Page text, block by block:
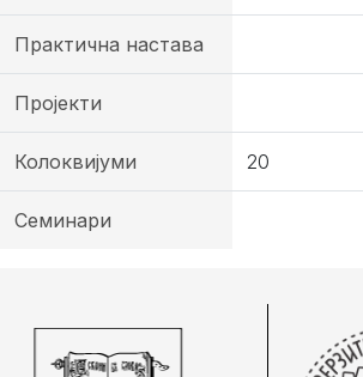
Практична настава
Пројекти
Колоквијуми 20
Семинари